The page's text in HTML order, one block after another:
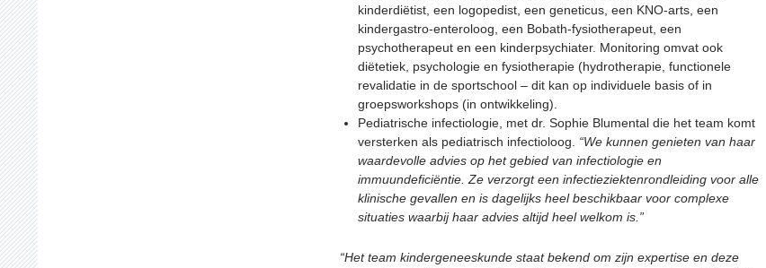
kinderdiëtist, een logopedist, een geneticus, een KNO-arts, een
kindergastro-enteroloog, een Bobath-fysiotherapeut, een
psychotherapeut en een kinderpsychiater. Monitoring omvat ook
diëtetiek, psychologie en fysiotherapie (hydrotherapie, functionele
revalidatie in de sportschool – dit kan op individuele basis of in
groepsworkshops (in ontwikkeling).
Pediatrische infectiologie, met dr. Sophie Blumental die het team komt
versterken als pediatrisch infectioloog. “We kunnen genieten van haar
waardevolle advies op het gebied van infectiologie en
immuundeficiëntie. Ze verzorgt een infectieziektenrondleiding voor alle
klinische gevallen en is dagelijks heel beschikbaar voor complexe
situaties waarbij haar advies altijd heel welkom is.”
“Het team kindergeneeskunde staat bekend om zijn expertise en deze